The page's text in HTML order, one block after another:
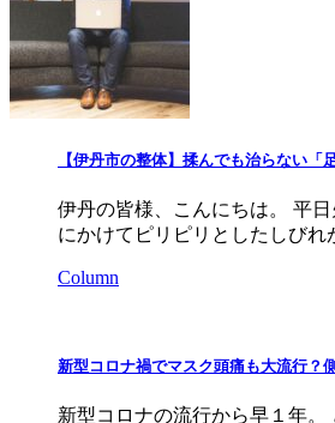
【伊丹市の整体】揉んでも治らない
伊丹の皆様、こんにちは。 平
にかけてピリピリとしたしびれ
Column
新型コロナ禍でマスク頭痛も大流行？
新型コロナの流行から早１年